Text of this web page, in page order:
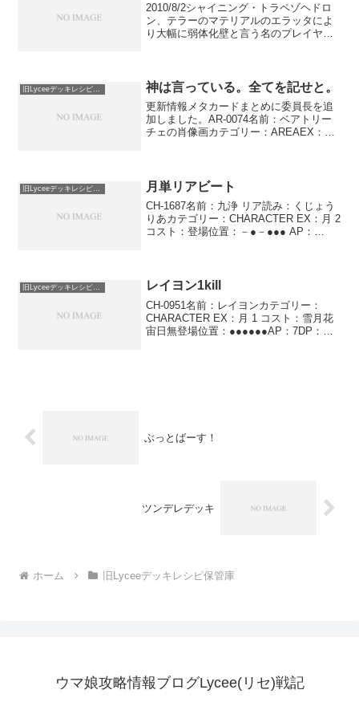
2010/8/2シャイニング・トラペゾヘドロ
ン、テラーのマテリアルのエラッタによ
り大幅に弱体化壁と言う名のプレイヤー
旧Lyceeデッキレシピ保管庫 神は言っている。全てを記せと。
更新情報メタカードまとめに委員長を追
加しました。AR-0074名前：ベアトリー
チェの肖像画カテゴリー：AREAEX：花
ラを除く...
月単リアビート
CH-1687名前：九浄 リア読み：くじょう
りあカテゴリー：CHARACTER EX：月 2
コスト：登場位置：－●－●●● AP：
旧Lyceeデッキレシピ保管庫 レイヨン1kill
CH-0951名前：レイヨンカテゴリー：
CHARACTER EX：月 1 コスト：雪月花
宙日無登場位置：●●●●●●AP：7DP：
ぶっとばーす！
ツンデレデッキ
ホーム 旧Lyceeデッキレシピ保管庫
ウマ娘攻略情報ブログLycee(リセ)戦記